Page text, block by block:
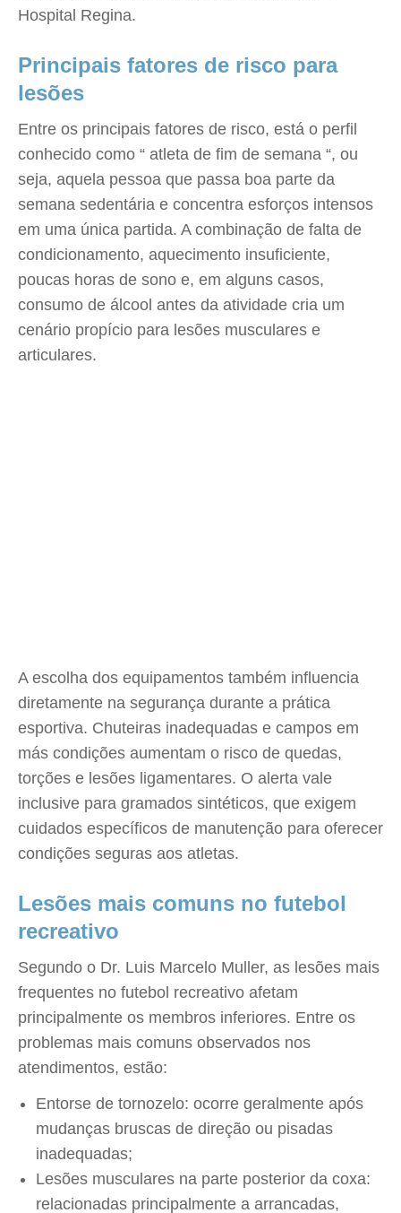
Hospital Regina.
Principais fatores de risco para
lesões
Entre os principais fatores de risco, está o perfil
conhecido como “ atleta de fim de semana “, ou
seja, aquela pessoa que passa boa parte da
semana sedentária e concentra esforços intensos
em uma única partida. A combinação de falta de
condicionamento, aquecimento insuficiente,
poucas horas de sono e, em alguns casos,
consumo de álcool antes da atividade cria um
cenário propício para lesões musculares e
articulares.
A escolha dos equipamentos também influencia
diretamente na segurança durante a prática
esportiva. Chuteiras inadequadas e campos em
más condições aumentam o risco de quedas,
torções e lesões ligamentares. O alerta vale
inclusive para gramados sintéticos, que exigem
cuidados específicos de manutenção para oferecer
condições seguras aos atletas.
Lesões mais comuns no futebol
recreativo
Segundo o Dr. Luis Marcelo Muller, as lesões mais
frequentes no futebol recreativo afetam
principalmente os membros inferiores. Entre os
problemas mais comuns observados nos
atendimentos, estão:
Entorse de tornozelo: ocorre geralmente após
mudanças bruscas de direção ou pisadas
inadequadas;
Lesões musculares na parte posterior da coxa:
relacionadas principalmente a arrancadas,